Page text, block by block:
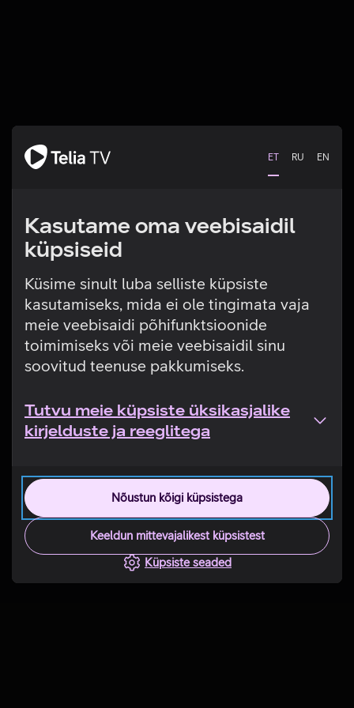
ET RU EN
Kasutame oma veebisaidil
küpsiseid
Küsime sinult luba selliste küpsiste
kasutamiseks, mida ei ole tingimata vaja
meie veebisaidi põhifunktsioonide
toimimiseks või meie veebisaidil sinu
soovitud teenuse pakkumiseks.
Tutvu meie küpsiste üksikasjalike
kirjelduste ja reeglitega
Nõustun kõigi küpsistega
Keeldun mittevajalikest küpsistest
Küpsiste seaded
Tehniline viga